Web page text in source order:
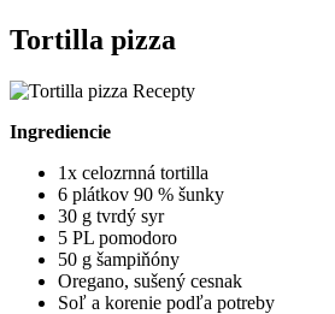
Tortilla pizza
Recepty
Ingrediencie
1x celozrnná tortilla
6 plátkov 90 % šunky
30 g tvrdý syr
5 PL pomodoro
50 g šampiňóny
Oregano, sušený cesnak
Soľ a korenie podľa potreby